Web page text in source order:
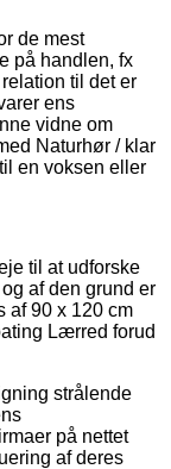
de mest
på handlen, fx
til det er
ens
vidne om
Naturhør / klar
en voksen eller
til at udforske
af den grund er
af 90 x 120 cm
Lærred forud
strålende
på nettet
af deres